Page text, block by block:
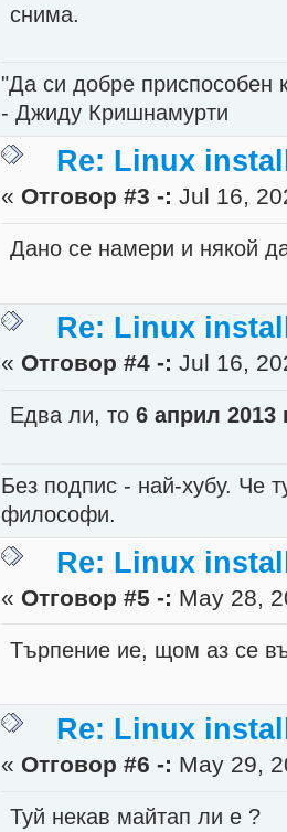
снима.
"Да си добре приспособен
- Джиду Кришнамурти
Re: Linux
« Отговор #3 -: Jul 16,
Дано се намери и някой
Re: Linux
« Отговор #4 -: Jul 16,
Едва ли, то6 април 2013
Без подпис - най-хубу. Че
философи.
Re: Linux
« Отговор #5 -: May 28,
Търпение ие, щом аз се
Re: Linux
« Отговор #6 -: May 29,
Туй некав майтап ли е ?